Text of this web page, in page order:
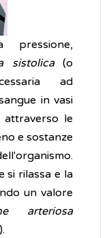
pressione,
sistolica(o
ad
in vasi
attraverso le
e sostanze
si rilassa e la
un valore
arteriosa